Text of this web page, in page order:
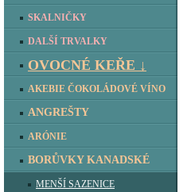
SKALNIČKY
DALŠÍ TRVALKY
OVOCNÉ KEŘE ↓
AKEBIE ČOKOLÁDOVÉ VÍNO
ANGREŠTY
ARÓNIE
BORŮVKY KANADSKÉ
MENŠÍ SAZENICE